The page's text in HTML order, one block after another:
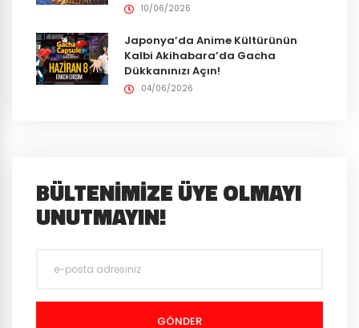
10/06/2026
Japonya’da Anime Kültürünün
Kalbi Akihabara’da Gacha
Dükkanınızı Açın!
04/06/2026
BÜLTENIMIZE ÜYE OLMAYI
UNUTMAYIN!